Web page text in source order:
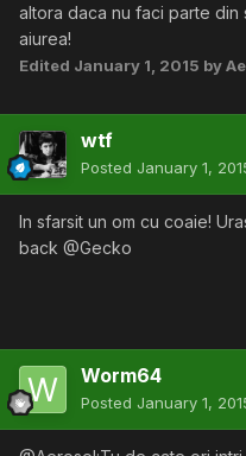
altora daca nu faci parte din
aiurea!
Edited January 1, 2015 by
wtf
Posted January 1,
In sfarsit un om cu coaie!
back @Gecko
Worm64
Posted January 1,